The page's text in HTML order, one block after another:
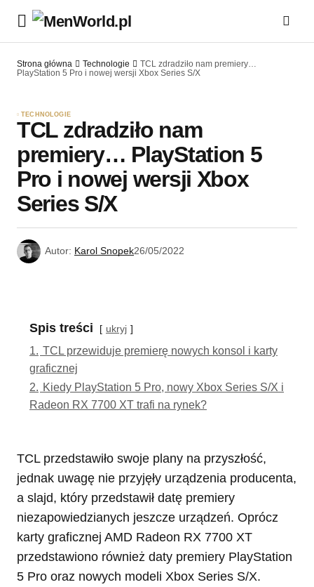
Strona główna Technologie
TCL zdradziło nam premiery…
PlayStation 5 Pro i nowej wersji Xbox Series S/X
TECHNOLOGIE
TCL zdradziło nam
premiery… PlayStation 5
Pro i nowej wersji Xbox
Series S/X
Autor: Karol Snopek26/05/2022
Spis treści ukryj
1. TCL przewiduje premierę nowych konsol i karty
graficznej
2. Kiedy PlayStation 5 Pro, nowy Xbox Series S/X i
Radeon RX 7700 XT trafi na rynek?
TCL przedstawiło swoje plany na przyszłość,
jednak uwagę nie przyjęły urządzenia producenta,
a slajd, który przedstawił datę premiery
niezapowiedzianych jeszcze urządzeń. Oprócz
karty graficznej AMD Radeon RX 7700 XT
przedstawiono również daty premiery PlayStation
5 Pro oraz nowych modeli Xbox Series S/X.